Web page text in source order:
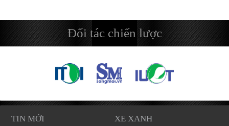
Đối tác chiến lược
TIN MỚI XE XANH